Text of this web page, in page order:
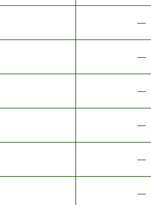
―
―
―
―
―
―